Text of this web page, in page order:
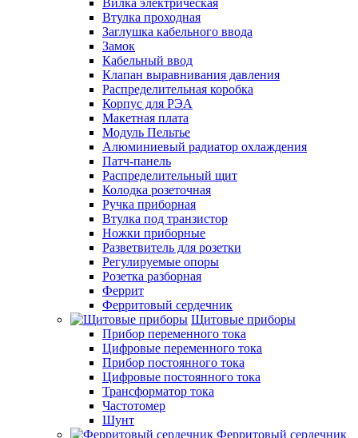
Вилка электрическая
Втулка проходная
Заглушка кабельного ввода
Замок
Кабельный ввод
Клапан выравнивания давления
Распределительная коробка
Корпус для РЭА
Макетная плата
Модуль Пельтье
Алюминиевый радиатор охлаждения
Патч-панель
Распределительный щит
Колодка розеточная
Ручка приборная
Втулка под транзистор
Ножки приборные
Разветвитель для розетки
Регулируемые опоры
Розетка разборная
Феррит
Ферритовый сердечник
Щитовые приборы
Прибор переменного тока
Цифровые переменного тока
Прибор постоянного тока
Цифровые постоянного тока
Трансформатор тока
Частотомер
Шунт
Ферритовый сердечник